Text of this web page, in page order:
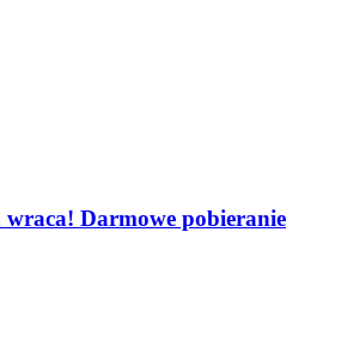
Darmowe pobieranie